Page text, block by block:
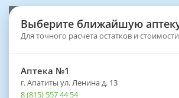
Выберите ближайшую
Для точного расчета остатков и
Аптека №1
г. Апатиты ул. Ленина д. 13
8 (815) 557 44 54